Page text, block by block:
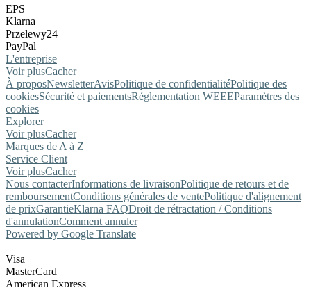
EPS
Klarna
Przelewy24
PayPal
L'entreprise
Voir plusCacher
À proposNewsletterAvisPolitique de confidentialitéPolitique des
cookiesSécurité et paiementsRéglementation WEEEParamètres des
cookies
Explorer
Voir plusCacher
Marques de A à Z
Service Client
Voir plusCacher
Nous contacterInformations de livraisonPolitique de retours et de
remboursementConditions générales de ventePolitique d'alignement
de prixGarantieKlarna FAQDroit de rétractation / Conditions
d'annulationComment annuler
Powered by Google Translate
Visa
MasterCard
American Express